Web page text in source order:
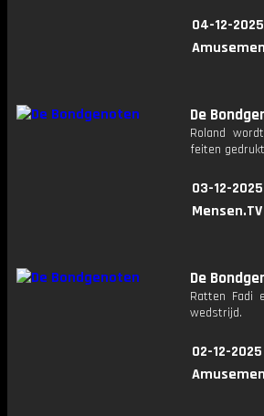
04-12-
De
Roland
feiten
03-12-
Mensen.TV
De
Ratten Fadi
wedstrijd.
02-12-